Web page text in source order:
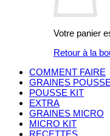
Votre panier
Retour à la
COMMENT FAIRE
GRAINES POUSSE
POUSSE KIT
EXTRA
GRAINES MICRO
MICRO KIT